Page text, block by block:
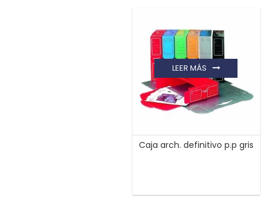
Caja arch. definitivo p.p gris
LEER MÁS